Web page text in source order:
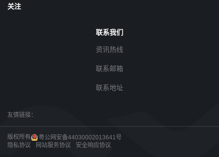
关注
联系我们
资讯热线
联系邮箱
联系地址
友情链接：
版权所有
粤公网安备44030002013641号
隐私协议
网站服务协议 安全响应协议